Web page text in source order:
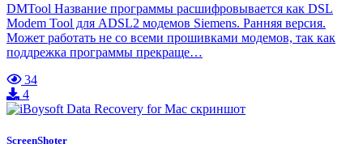
DMTool Название программы расшифровывается как DSL
Modem Tool для ADSL2 модемов Siemens. Ранняя версия.
Может работать не со всеми прошивками модемов, так как
поддрежка программы прекраще…
34
4
ScreenShoter